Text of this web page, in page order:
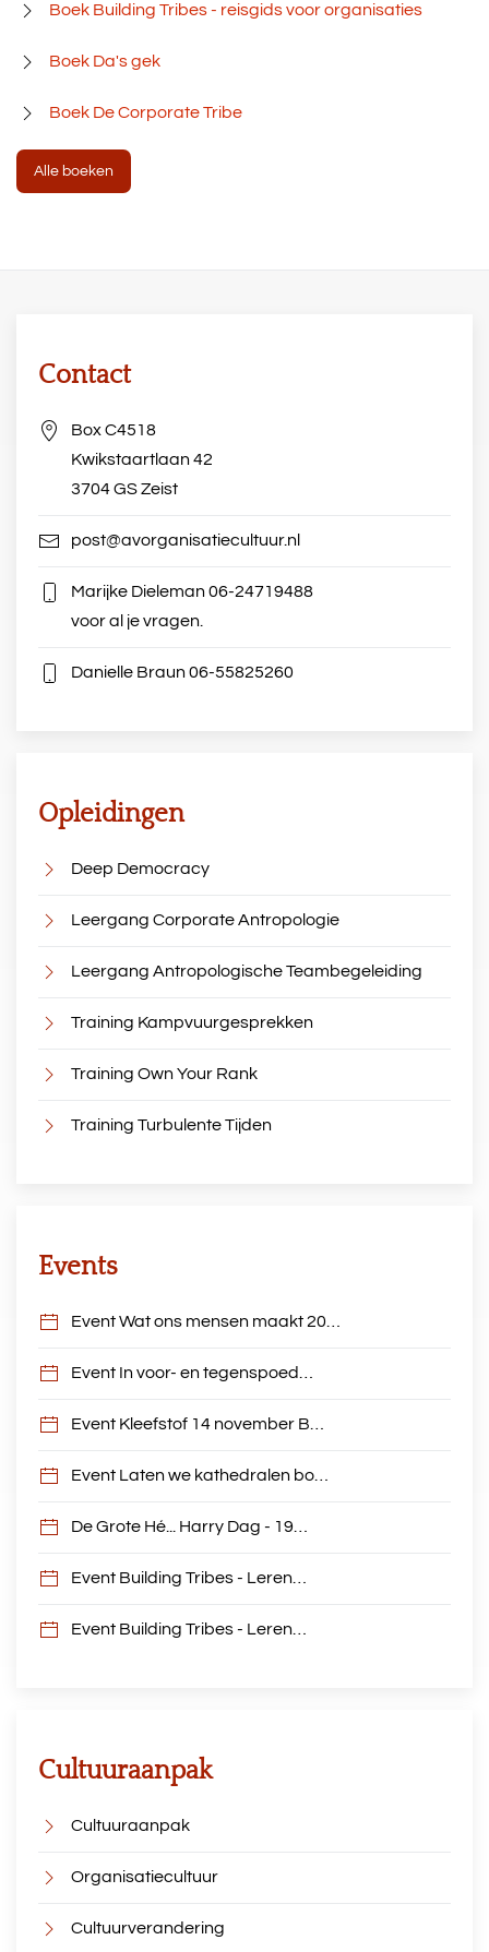
Boek Building Tribes - reisgids voor organisaties
Boek Da's gek
Boek De Corporate Tribe
Alle boeken
Contact
Box C4518
Kwikstaartlaan 42
3704 GS Zeist
post@avorganisatiecultuur.nl
Marijke Dieleman06-24719488
voor al je vragen.
Danielle Braun06-55825260
Opleidingen
Deep Democracy
Leergang Corporate Antropologie
Leergang Antropologische Teambegeleiding
Training Kampvuurgesprekken
Training Own Your Rank
Training Turbulente Tijden
Events
Event Wat ons mensen maakt 20…
Event In voor- en tegenspoed…
Event Kleefstof 14 november B…
Event Laten we kathedralen bo…
De Grote Hé... Harry Dag - 19…
Event Building Tribes - Leren…
Event Building Tribes - Leren…
Cultuuraanpak
Cultuuraanpak
Organisatiecultuur
Cultuurverandering